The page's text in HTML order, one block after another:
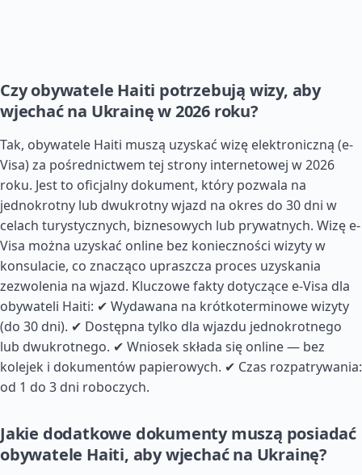
Czy obywatele Haiti potrzebują wizy, aby
wjechać na Ukrainę w 2026 roku?
Tak, obywatele Haiti muszą uzyskać wizę elektroniczną (e-
Visa) za pośrednictwem tej strony internetowej w 2026
roku. Jest to oficjalny dokument, który pozwala na
jednokrotny lub dwukrotny wjazd na okres do 30 dni w
celach turystycznych, biznesowych lub prywatnych. Wizę e-
Visa można uzyskać online bez konieczności wizyty w
konsulacie, co znacząco upraszcza proces uzyskania
zezwolenia na wjazd. Kluczowe fakty dotyczące e-Visa dla
obywateli Haiti: ✔ Wydawana na krótkoterminowe wizyty
(do 30 dni). ✔ Dostępna tylko dla wjazdu jednokrotnego
lub dwukrotnego. ✔ Wniosek składa się online — bez
kolejek i dokumentów papierowych. ✔ Czas rozpatrywania:
od 1 do 3 dni roboczych.
Jakie dodatkowe dokumenty muszą posiadać
obywatele Haiti, aby wjechać na Ukrainę?